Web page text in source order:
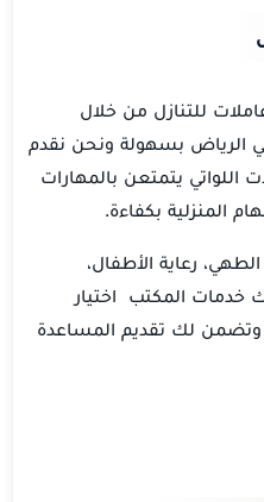
للتنازل من خلال
الرياض بسهولة ونحن نقدم
يتمتعن بالمهارات
المنزلية بكفاءة.
رعاية الأطفال،
خدمات المكتب اختيار
وتضمن لك تقديم المساعدة